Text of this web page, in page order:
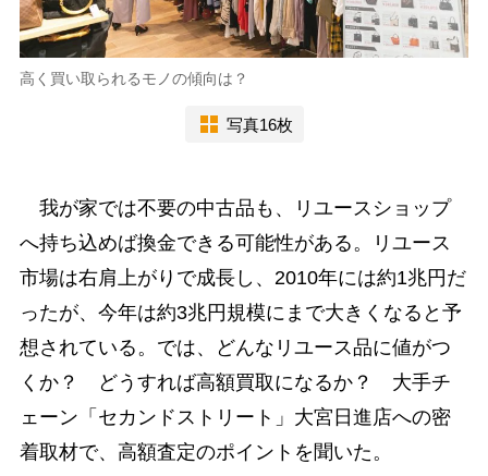
高く買い取られるモノの傾向は？
写真16枚
我が家では不要の中古品も、リユースショップ
へ持ち込めば換金できる可能性がある。リユース
市場は右肩上がりで成長し、2010年には約1兆円だ
ったが、今年は約3兆円規模にまで大きくなると予
想されている。では、どんなリユース品に値がつ
くか？ どうすれば高額買取になるか？ 大手チ
ェーン「セカンドストリート」大宮日進店への密
着取材で、高額査定のポイントを聞いた。